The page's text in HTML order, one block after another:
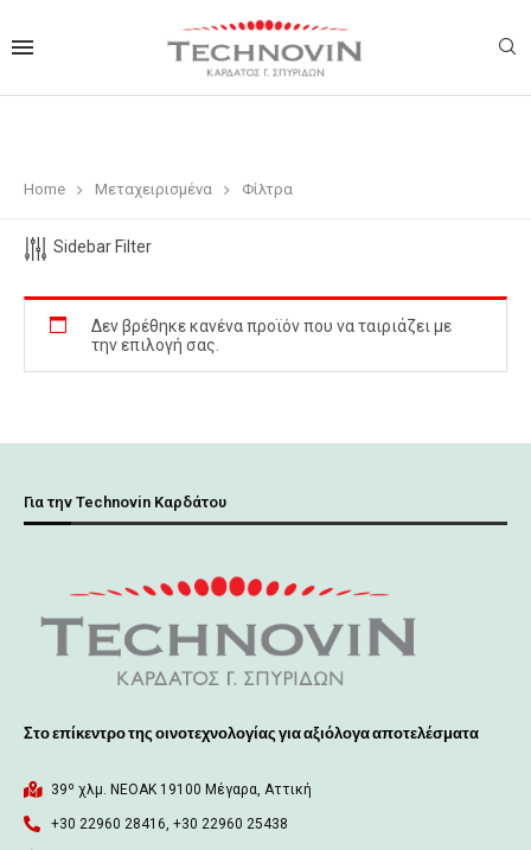
Home Μεταχειρισμένα Φίλτρα
Sidebar Filter
Δεν βρέθηκε κανένα προϊόν που να ταιριάζει με
την επιλογή σας.
Για την Technovin Καρδάτου
Στο επίκεντρο της οινοτεχνολογίας για αξιόλογα αποτελέσματα
39º χλμ. ΝΕΟΑΚ 19100 Mέγαρα, Αττική
+30 22960 28416, +30 22960 25438